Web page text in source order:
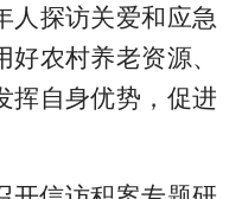
人探访关爱和应急
农村养老资源、
挥自身优势，促进